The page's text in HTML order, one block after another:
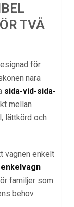
TVÅ
för
nära
sida-vid-sida-
mellan
lättkörd och
vagnen enkelt
familjer som
behov